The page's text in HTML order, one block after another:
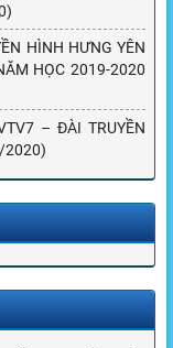
HÌNH HƯNG YÊN
HỌC 2019-2020
– ĐÀI TRUYỀN
2020)